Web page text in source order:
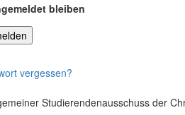
bleiben
vergessen?
Studierendenausschuss der